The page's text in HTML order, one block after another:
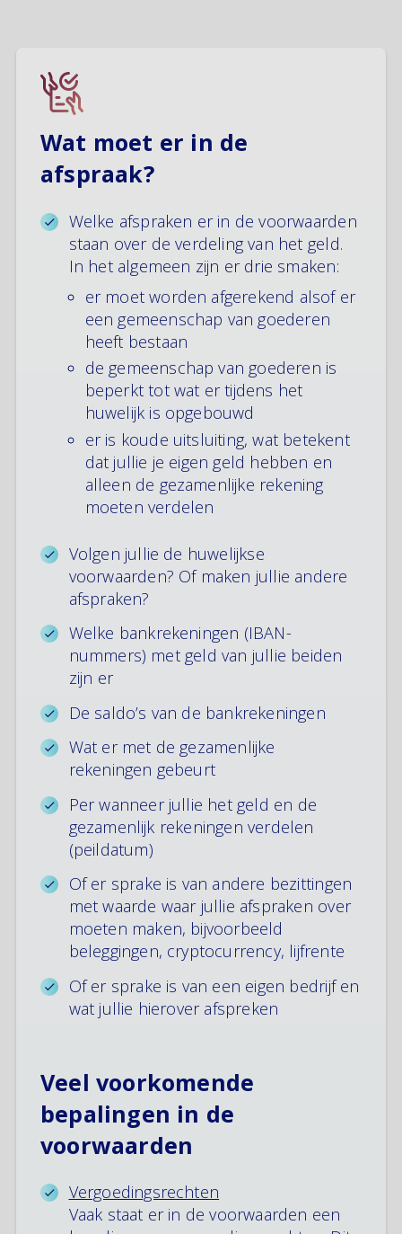
Wat moet er in de
afspraak?
Welke afspraken er in de voorwaarden
staan over de verdeling van het geld.
In het algemeen zijn er drie smaken:
er moet worden afgerekend alsof er
een gemeenschap van goederen
heeft bestaan
de gemeenschap van goederen is
beperkt tot wat er tijdens het
huwelijk is opgebouwd
er is koude uitsluiting, wat betekent
dat jullie je eigen geld hebben en
alleen de gezamenlijke rekening
moeten verdelen
Volgen jullie de huwelijkse
voorwaarden? Of maken jullie andere
afspraken?
Welke bankrekeningen (IBAN-
nummers) met geld van jullie beiden
zijn er
De saldo’s van de bankrekeningen
Wat er met de gezamenlijke
rekeningen gebeurt
Per wanneer jullie het geld en de
gezamenlijk rekeningen verdelen
(peildatum)
Of er sprake is van andere bezittingen
met waarde waar jullie afspraken over
moeten maken, bijvoorbeeld
beleggingen, cryptocurrency, lijfrente
Of er sprake is van een eigen bedrijf en
wat jullie hierover afspreken
Veel voorkomende
bepalingen in de
voorwaarden
Vergoedingsrechten
Vaak staat er in de voorwaarden een